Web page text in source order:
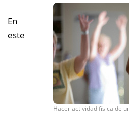
Hacer actividad física de
En
este